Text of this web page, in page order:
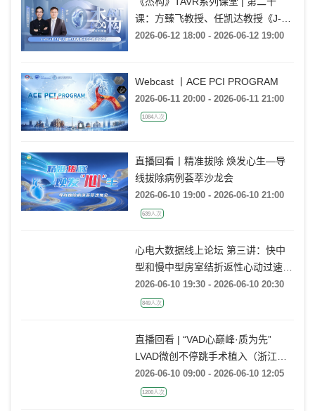
课：方臻飞教授、任凯达教授《J-
VALVE TF在大瓣环AR病例中的应用
2026-06-12 18:00 - 2026-06-12 19:00
Webcast 丨ACE PCI PROGRAM
2026-06-11 20:00 - 2026-06-11 21:00
1084人次
直播回看丨精准拔除 焕发心生—导
线拔除病例荟萃沙龙会
2026-06-10 19:00 - 2026-06-10 21:00
639人次
心电大数据线上论坛 第三讲：快中
型和慢中型房室结折返性心动过速的
动态心电图大数据案例分析
2026-06-10 19:30 - 2026-06-10 20:30
849人次
直播回看 | “VAD心巅峰·质为先”
LVAD微创不停跳手术植入（浙江大
学医学院附属第一医院站）
2026-06-10 09:00 - 2026-06-10 12:05
1200人次